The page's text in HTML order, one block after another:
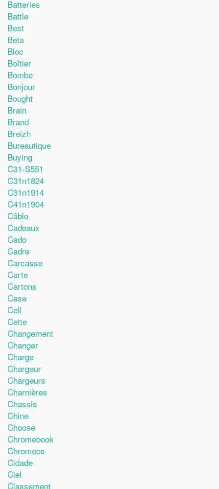
Batteries
Battle
Best
Beta
Bloc
Boîtier
Bombe
Bonjour
Bought
Brain
Brand
Breizh
Bureautique
Buying
C31-S551
C31n1824
C31n1914
C41n1904
Câble
Cadeaux
Cado
Cadre
Carcasse
Carte
Cartons
Case
Cell
Cette
Changement
Changer
Charge
Chargeur
Chargeurs
Charnières
Chassis
Chine
Choose
Chromebook
Chromeos
Cidade
Ciel
Classement